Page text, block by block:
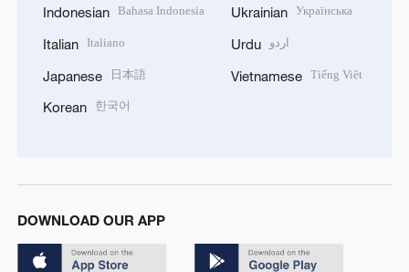
Indonesian Bahasa Indonesia
Italian Italiano
Japanese 日本語
Korean 한국어
Ukrainian Українська
Urdu اردو
Vietnamese Tiếng Việt
DOWNLOAD OUR APP